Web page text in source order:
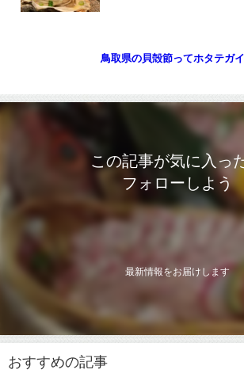
鳥取県の貝殻節ってホタテガ
この記事が気に入っ
フォローしよう
最新情報をお届けします
おすすめの記事